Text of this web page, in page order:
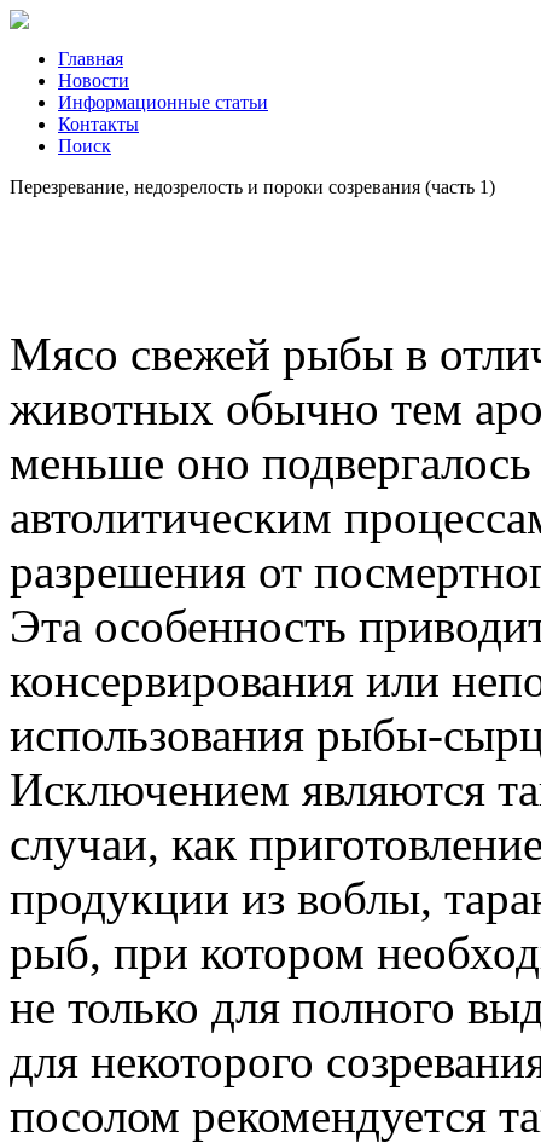
Главная
Новости
Информационные статьи
Контакты
Поиск
Перезревание, недозрелость и пороки созревания (часть 1)
Мясо свежей рыбы в
животных обычно тем
меньше оно
автолитическим
разрешения от
Эта особенность
консервирования или
использования рыбы-
Исключением являются
случаи, как
продукции из воблы,
рыб, при котором
не только для полного
для некоторого
посолом рекомендуется